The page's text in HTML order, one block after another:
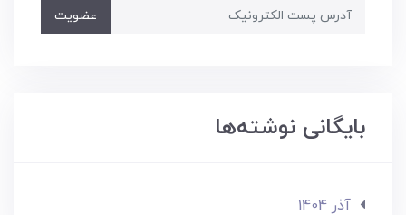
عضویت
بایگانی نوشته‌ها
آذر 1404